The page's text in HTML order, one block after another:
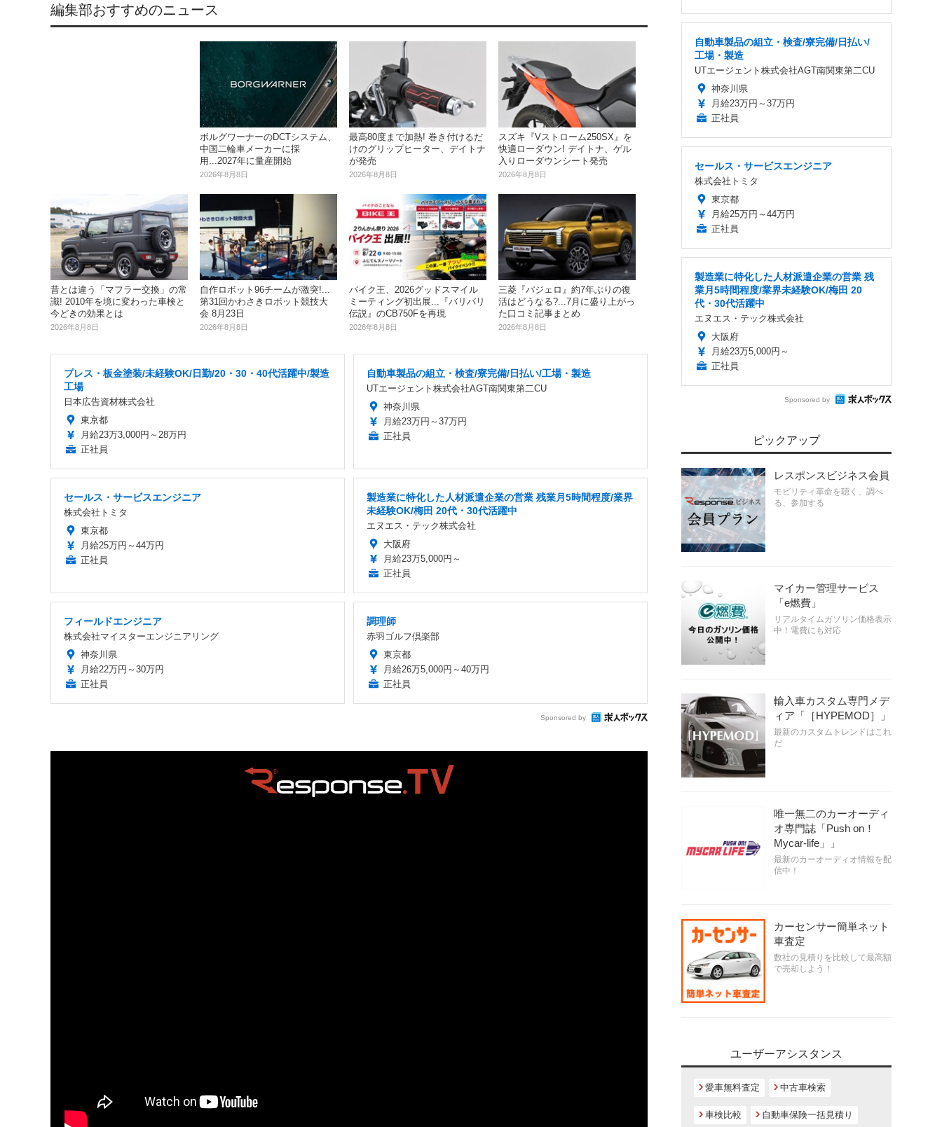
編集部おすすめのニュース
ボルグワーナーのDCTシステム、
中国二輪車メーカーに採
用...2027年に量産開始
2026年8月8日
最高80度まで加熱! 巻き付けるだ
けのグリップヒーター、デイトナ
が発売
2026年8月8日
スズキ『Vストローム250SX』を
快適ローダウン! デイトナ、ゲル
入りローダウンシート発売
2026年8月8日
昔とは違う「マフラー交換」の常
識! 2010年を境に変わった車検と
今どきの効果とは
2026年8月8日
自作ロボット96チームが激突!...
第31回かわさきロボット競技大
会 8月23日
2026年8月8日
バイク王、2026グッドスマイル
ミーティング初出展...『バリバリ
伝説』のCB750Fを再現
2026年8月8日
三菱『パジェロ』約7年ぶりの復
活はどうなる?...7月に盛り上がっ
た口コミ記事まとめ
2026年8月8日
プレス・板金塗装/未経験OK/日勤/20・30・40代活躍中/製造
工場
日本広告資材株式会社
東京都
月給23万3,000円～28万円
正社員
自動車製品の組立・検査/寮完備/日払い/工場・製造
UTエージェント株式会社AGT南関東第二CU
神奈川県
月給23万円～37万円
正社員
セールス・サービスエンジニア
株式会社トミタ
東京都
月給25万円～44万円
正社員
製造業に特化した人材派遣企業の営業 残業月5時間程度/業界
未経験OK/梅田 20代・30代活躍中
エヌエス・テック株式会社
大阪府
月給23万5,000円～
正社員
フィールドエンジニア
株式会社マイスターエンジニアリング
神奈川県
月給22万円～30万円
正社員
調理師
赤羽ゴルフ倶楽部
東京都
月給26万5,000円～40万円
正社員
Sponsored by
自動車製品の組立・検査/寮完備/日払い/
工場・製造
UTエージェント株式会社AGT南関東第二CU
神奈川県
月給23万円～37万円
正社員
セールス・サービスエンジニア
株式会社トミタ
東京都
月給25万円～44万円
正社員
製造業に特化した人材派遣企業の営業 残
業月5時間程度/業界未経験OK/梅田 20
代・30代活躍中
エヌエス・テック株式会社
大阪府
月給23万5,000円～
正社員
Sponsored by
ピックアップ
レスポンスビジネス会員
モビリティ革命を聴く、調べ
る、参加する
マイカー管理サービス
「e燃費」
リアルタイムガソリン価格表示
中！電費にも対応
輸入車カスタム専門メデ
ィア「［HYPEMOD］」
最新のカスタムトレンドはこれ
だ
唯一無二のカーオーディ
オ専門誌「Push on！
Mycar-life」」
最新のカーオーディオ情報を配
信中！
カーセンサー簡単ネット
車査定
数社の見積りを比較して最高額
で売却しよう！
ユーザーアシスタンス
愛車無料査定 中古車検索
車検比較 自動車保険一括見積り